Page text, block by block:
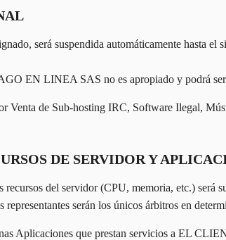
será suspendida automáticamente hasta
EN LINEA SAS no es apropiado y podrá ser
Venta de Sub-hosting IRC, Software Ilegal,
DE SERVIDOR Y
del servidor (CPU, memoria, etc.) será
serán los únicos árbitros en
Aplicaciones que prestan servicios a EL